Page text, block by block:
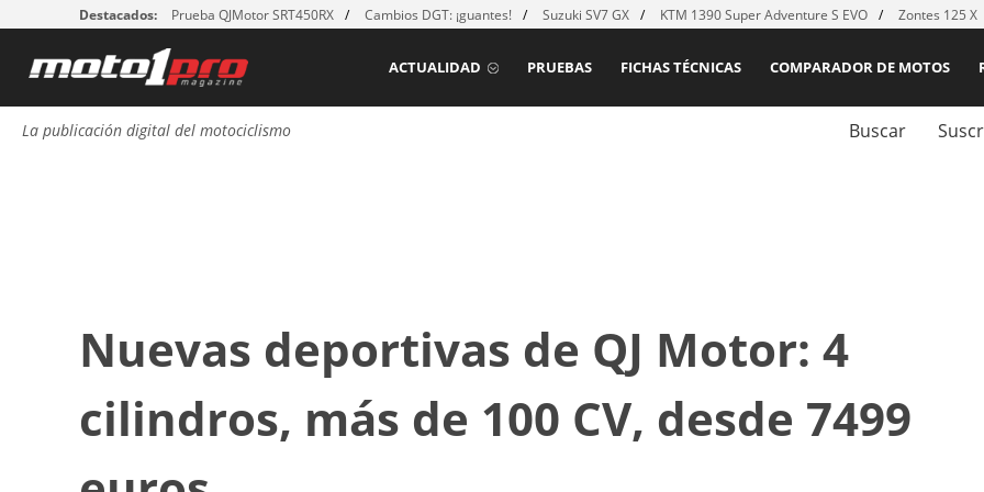
Destacados: Prueba QJMotor SRT450RX Cambios DGT: ¡guantes! Suzuki SV7 GX KTM 1390 Super Adventure S EVO Zontes 125 X
COMPARADOR DE MOTOS
FICHAS TÉCNICAS
PRUEBAS
ACTUALIDAD
La publicación digital del motociclismo Buscar
Nuevas deportivas de QJ Motor: 4
cilindros, más de 100 CV, desde 7499